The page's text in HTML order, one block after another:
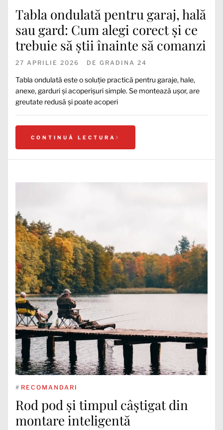
Tabla ondulată pentru garaj, hală
sau gard: Cum alegi corect și ce
trebuie să știi înainte să comanzi
27 APRILIE 2026 DE GRADINA 24
Tabla ondulată este o soluție practică pentru garaje, hale,
anexe, garduri și acoperișuri simple. Se montează ușor, are
greutate redusă și poate acoperi
CONTINUĂ LECTURA
# RECOMANDARI
Rod pod și timpul câștigat din
montare inteligentă